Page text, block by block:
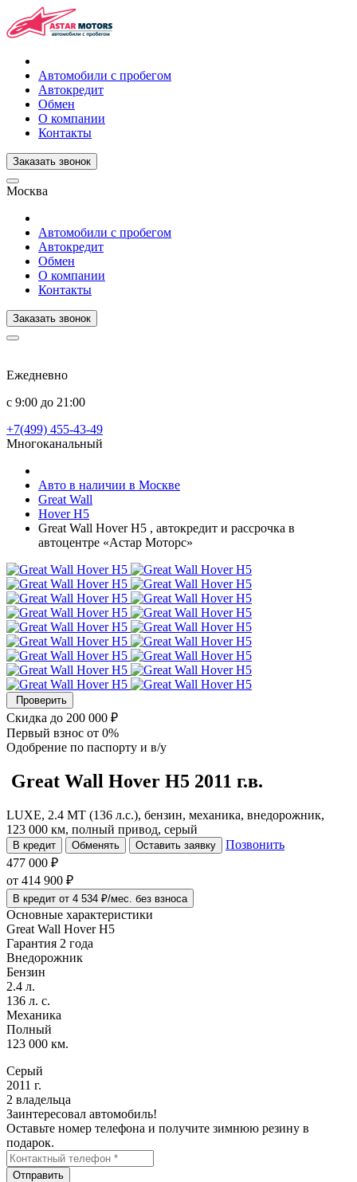
Автомобили с пробегом
Автокредит
Обмен
О компании
Контакты
Заказать звонок
Москва
Автомобили с пробегом
Автокредит
Обмен
О компании
Контакты
Заказать звонок
Ежедневно
с 9:00 до 21:00
+7(499) 455-43-49
Многоканальный
Авто в наличии в Москве
Great Wall
Hover H5
Great Wall Hover H5 , автокредит и рассрочка в
автоцентре «Астар Моторс»
Проверить
Скидка до 200 000 ₽
Первый взнос от 0%
Одобрение по паспорту и в/у
Great Wall Hover H5 2011 г.в.
LUXE, 2.4 MT (136 л.с.), бензин, механика, внедорожник,
123 000 км, полный привод, серый
В кредит Обменять Оставить заявку
Позвонить
477 000 ₽
от 414 900 ₽
В кредит от 4 534 ₽/мес. без взноса
Основные характеристики
Great Wall Hover H5
Гарантия 2 года
Внедорожник
Бензин
2.4 л.
136 л. с.
Механика
Полный
123 000 км.
Серый
2011 г.
2 владельца
Заинтересовал автомобиль!
Оставьте номер телефона и получите зимнюю резину в
подарок.
Отправить